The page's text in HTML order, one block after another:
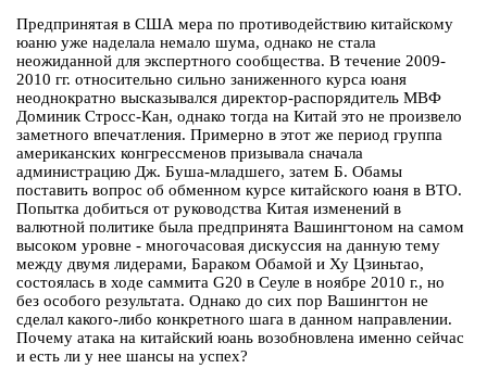
Предпринятая в США мера по противодействию китайскому
юаню уже наделала немало шума, однако не стала
неожиданной для экспертного сообщества. В течение 2009-
2010 гг. относительно сильно заниженного курса юаня
неоднократно высказывался директор-распорядитель МВФ
Доминик Стросс-Кан, однако тогда на Китай это не произвело
заметного впечатления. Примерно в этот же период группа
американских конгрессменов призывала сначала
администрацию Дж. Буша-младшего, затем Б. Обамы
поставить вопрос об обменном курсе китайского юаня в ВТО.
Попытка добиться от руководства Китая изменений в
валютной политике была предпринята Вашингтоном на самом
высоком уровне - многочасовая дискуссия на данную тему
между двумя лидерами, Бараком Обамой и Ху Цзиньтао,
состоялась в ходе саммита G20 в Сеуле в ноябре 2010 г., но
без особого результата. Однако до сих пор Вашингтон не
сделал какого-либо конкретного шага в данном направлении.
Почему атака на китайский юань возобновлена именно сейчас
и есть ли у нее шансы на успех?